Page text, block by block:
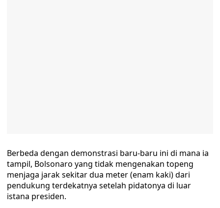
Berbeda dengan demonstrasi baru-baru ini di mana ia
tampil, Bolsonaro yang tidak mengenakan topeng
menjaga jarak sekitar dua meter (enam kaki) dari
pendukung terdekatnya setelah pidatonya di luar
istana presiden.